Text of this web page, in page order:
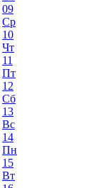
09
Ср
10
Чт
11
Пт
12
Сб
13
Вс
14
Пн
15
Вт